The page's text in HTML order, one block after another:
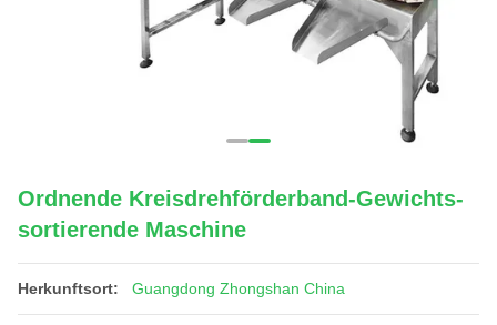
Ordnende Kreisdrehförderband-Gewichts-
sortierende Maschine
Herkunftsort: Guangdong Zhongshan China